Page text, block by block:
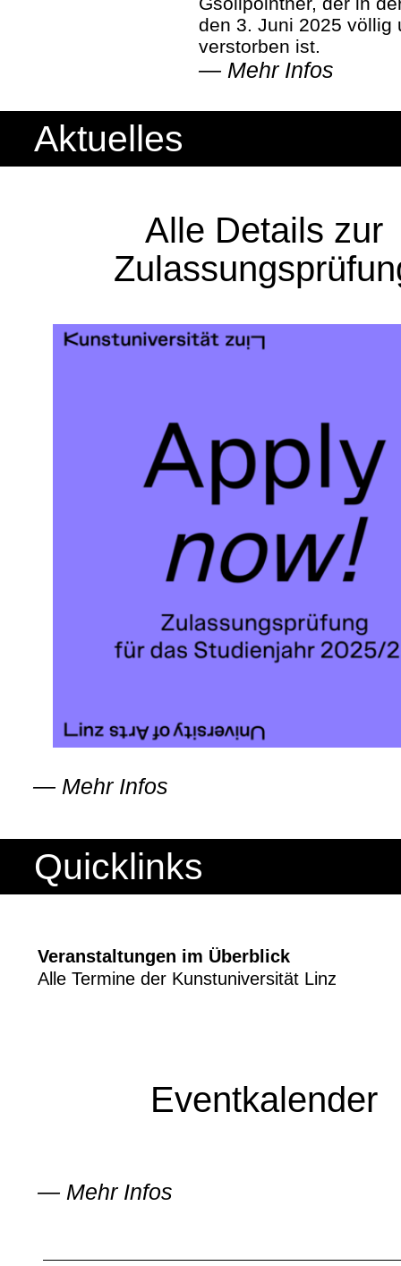
den 3. Juni 2025 völlig
verstorben ist.
— Mehr Infos
Aktuelles
Alle Details zur
— Mehr Infos
Quicklinks
Veranstaltungen im Überblick
Alle Termine der Kunstuniversität Linz
Eventkalender
— Mehr Infos